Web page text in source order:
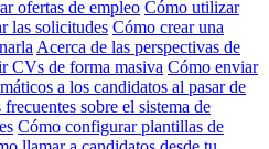
ofertas de empleo Cómo utilizar
las solicitudes Cómo crear una
Acerca de las perspectivas de
CVs de forma masiva Cómo enviar
a los candidatos al pasar de
frecuentes sobre el sistema de
Cómo configurar plantillas de